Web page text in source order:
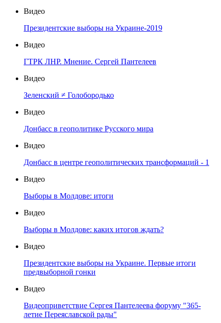
Видео
Президентские выборы на Украине-2019
Видео
ГТРК ЛНР. Мнение. Сергей Пантелеев
Видео
Зеленский ≠ Голобородько
Видео
Донбасс в геополитике Русского мира
Видео
Донбасс в центре геополитических трансформаций - 1
Видео
Выборы в Молдове: итоги
Видео
Выборы в Молдове: каких итогов ждать?
Видео
Президентские выборы на Украине. Первые итоги
предвыборной гонки
Видео
Видеоприветствие Сергея Пантелеева форуму "365-
летие Переяславской рады"